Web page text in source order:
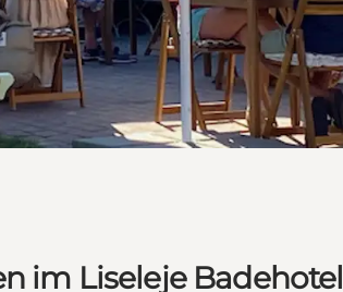
im Liseleje Badehotel